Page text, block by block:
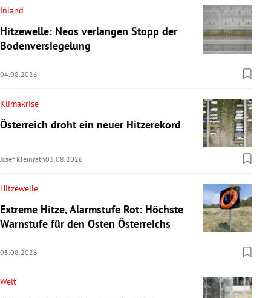
Inland
Hitzewelle: Neos verlangen Stopp der
Bodenversiegelung
04.08.2026
Klimakrise
Österreich droht ein neuer Hitzerekord
Josef Kleinrath03.08.2026
Hitzewelle
Extreme Hitze, Alarmstufe Rot: Höchste
Warnstufe für den Osten Österreichs
03.08.2026
Welt